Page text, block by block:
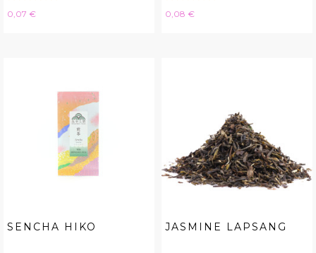
Hinta
0,07 € Hinta
0,08 €
SENCHA HIKO JASMINE LAPSANG